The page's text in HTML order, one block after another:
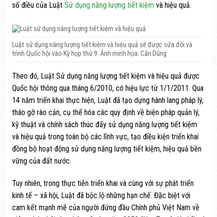
số điều của Luật Sử dụng năng lượng tiết kiệm và hiệu quả.
Luật sử dụng năng lượng tiết kiệm và hiệu quả sẽ được sửa đổi và
trình Quốc hội vào Kỳ họp thứ 9. Ảnh minh họa: Cấn Dũng
Theo đó, Luật Sử dụng năng lượng tiết kiệm và hiệu quả được
Quốc hội thông qua tháng 6/2010, có hiệu lực từ 1/1/2011. Qua
14 năm triển khai thực hiện, Luật đã tạo dựng hành lang pháp lý,
tháo gỡ rào cản, cụ thể hóa các quy định về biện pháp quản lý,
kỹ thuật và chính sách thúc đẩy sử dụng năng lượng tiết kiệm
và hiệu quả trong toàn bộ các lĩnh vực, tạo điều kiện triển khai
đồng bộ hoạt động sử dụng năng lượng tiết kiệm, hiệu quả bền
vững của đất nước.
Tuy nhiên, trong thực tiễn triển khai và cùng với sự phát triển
kinh tế – xã hội, Luật đã bộc lộ những hạn chế. Đặc biệt với
cam kết mạnh mẽ của người đứng đầu Chính phủ Việt Nam về